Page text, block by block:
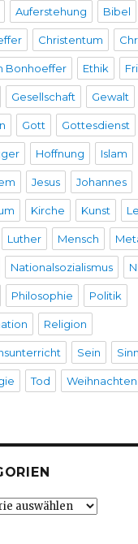
Auferstehung Bibel
Christentum
Bonhoeffer Ethik
Gesellschaft Gewalt
Gott Gottesdienst
Hoffnung Islam
Jesus Johannes
Kirche Kunst
Luther Mensch
Nationalsozialismus
Philosophie Politik
Religion
Sein Sinn
Tod Weihnachten